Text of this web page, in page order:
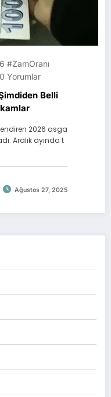
#ZamOranı
0 Yorumlar
Belli
2026 asga
Aralık ayında t
Ağustos 27, 2025